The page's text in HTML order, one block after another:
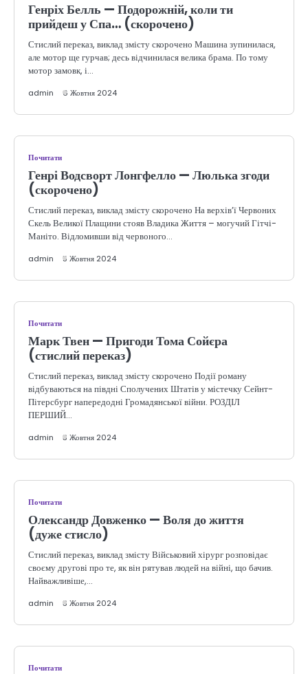
Генріх Белль — Подорожній, коли ти
прийдеш у Спа… (скорочено)
Стислий переказ, виклад змісту скорочено Машина зупинилася,
але мотор ще гурчав; десь відчинилася велика брама. По тому
мотор замовк, і…
admin 6 Жовтня 2024
Почитати
Генрі Водсворт Лонгфелло — Люлька згоди
(скорочено)
Стислий переказ, виклад змісту скорочено На верхів’ї Червоних
Скель Великої Плащини стояв Владика Життя – могучий Гітчі-
Маніто. Відломивши від червоного…
admin 5 Жовтня 2024
Почитати
Марк Твен — Пригоди Тома Сойєра
(стислий переказ)
Стислий переказ, виклад змісту скорочено Події роману
відбуваються на півдні Сполучених Штатів у містечку Сейнт-
Пітерсбург напередодні Громадянської війни. РОЗДІЛ
ПЕРШИЙ…
admin 3 Жовтня 2024
Почитати
Олександр Довженко — Воля до життя
(дуже стисло)
Стислий переказ, виклад змісту Військовий хірург розповідає
своєму другові про те, як він рятував людей на війні, що бачив.
Найважливіше,…
admin 3 Жовтня 2024
Почитати